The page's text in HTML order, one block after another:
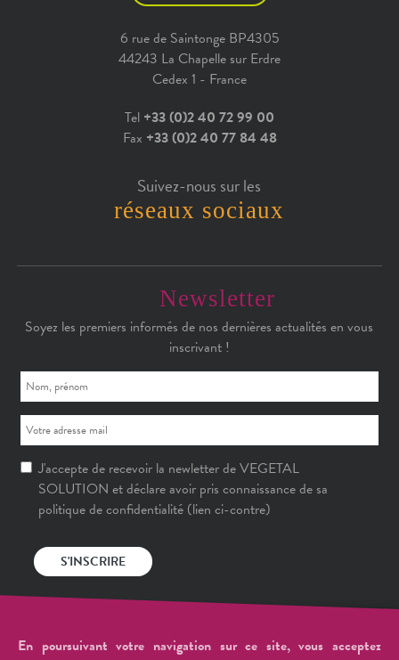
En poursuivant votre navigation sur ce site, vous acceptez
6 rue de Saintonge BP4305
44243 La Chapelle sur Erdre
Cedex 1 - France
Tel +33 (0)2 40 72 99 00
Fax +33 (0)2 40 77 84 48
Suivez-nous sur les
réseaux sociaux
Newsletter
Soyez les premiers informés de nos dernières actualités en vous
inscrivant !
J'accepte de recevoir la newletter de VEGETAL
SOLUTION et déclare avoir pris connaissance de sa
politique de confidentialité (lien ci-contre)